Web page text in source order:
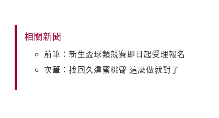
相關新聞
前筆：新生盃球類競賽即日起受理報名
次筆：找回久違蜜桃臀 這麼做就對了